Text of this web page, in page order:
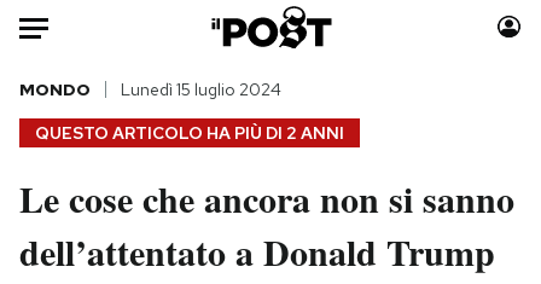
Auto
HOME
Italia
Politica
Moda
Consumismi
QUESTO ARTICOLO HA PIÙ DI 2 ANNI
MONDO Lunedì 15 luglio 2024
Le cose che ancora non si sanno
dell’attentato a Donald Trump